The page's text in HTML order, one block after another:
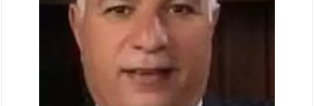
القاضي يلتقي رؤساء تحرير الصحف اليومية ويؤكد حرص مجلس النواب
على شراكة فاعلة مع الإعلام
دعوة المكلفين بخدمة العلم (الدفعة الثالثة) إلى مراجعة منصة خدمة